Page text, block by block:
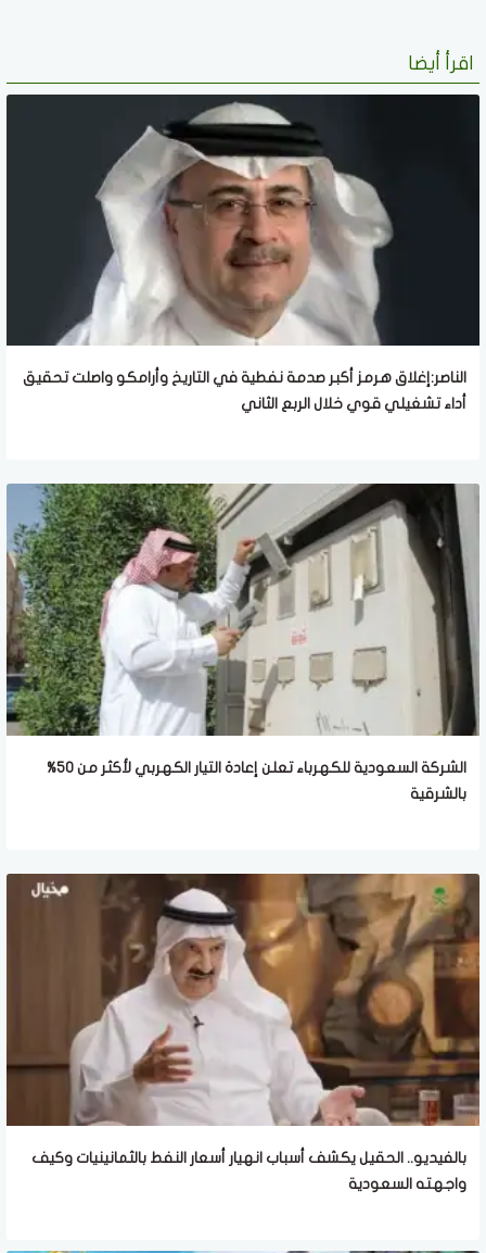
اقرأ أيضا
الناصر:إغلاق هرمز أكبر صدمة نفطية في التاريخ وأرامكو واصلت تحقيق
أداء تشغيلي قوي خلال الربع الثاني
الشركة السعودية للكهرباء تعلن إعادة التيار الكهربي لأكثر من 50%
بالشرقية
بالفيديو.. الحقيل يكشف أسباب انهيار أسعار النفط بالثمانينيات وكيف
واجهته السعودية